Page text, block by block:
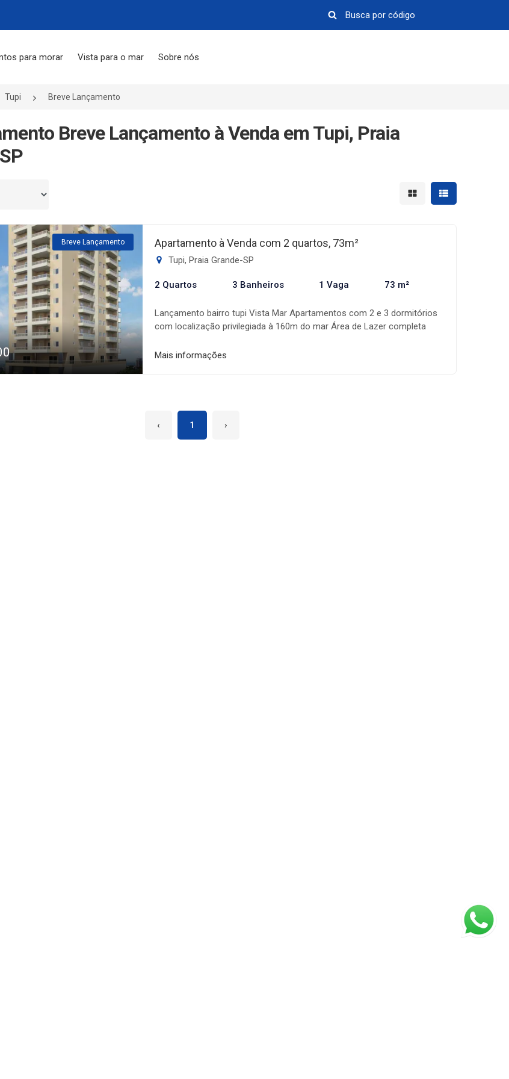
para morar Vista para o mar Sobre nós
Tupi Breve Lançamento
Breve Lançamento à Venda em Tupi, Praia
Mostrar resultados em
Mostrar
Breve Lançamento Apartamento à Venda com 2 quartos, 73m²
Tupi, Praia Grande-SP
2 Quartos 3 Banheiros 1 Vaga 73 m²
Lançamento bairro tupi Vista Mar Apartamentos com 2 e 3 dormitórios
com localização privilegiada à 160m do mar Área de Lazer completa
Festas, Sacadas Gourmet e muito mais Entrada parcelada em 4x!!
Mais informações
‹ 1 ›